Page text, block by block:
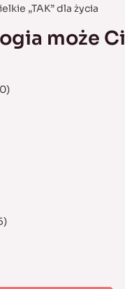
„TAK” dla życia
może Ci